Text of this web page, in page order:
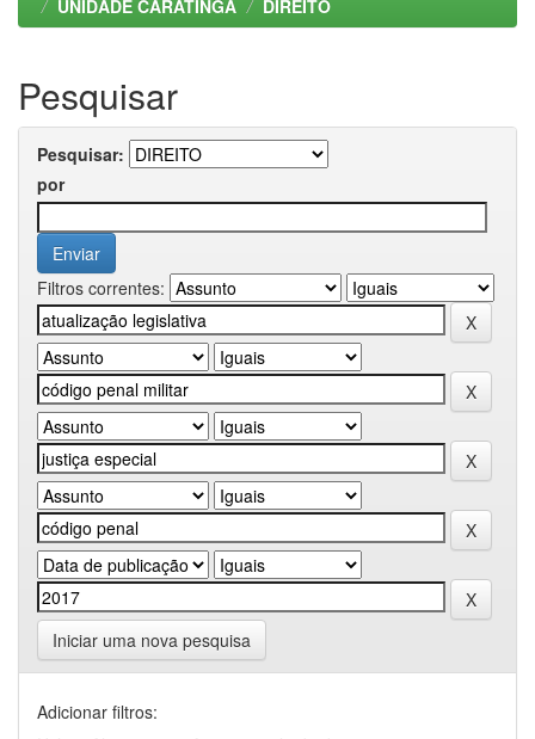
UNIDADE CARATINGA
DIREITO
Pesquisar
Pesquisar:
por
Filtros correntes:
Iniciar uma nova pesquisa
Adicionar filtros: